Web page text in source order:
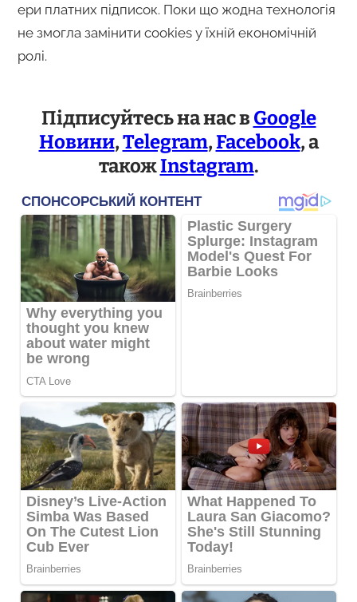
ери платних підписок. Поки що жодна технологія
не змогла замінити cookies у їхній економічній
ролі.
Підписуйтесь на нас вGoogle
Новини,Telegram,Facebook, а
такожInstagram.